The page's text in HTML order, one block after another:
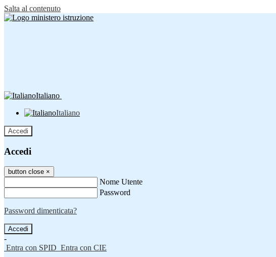
Salta al contenuto
Italiano
Italiano
Accedi
Accedi
button close ×
Nome Utente
Password
Password dimenticata?
-
Entra con SPID Entra con CIE